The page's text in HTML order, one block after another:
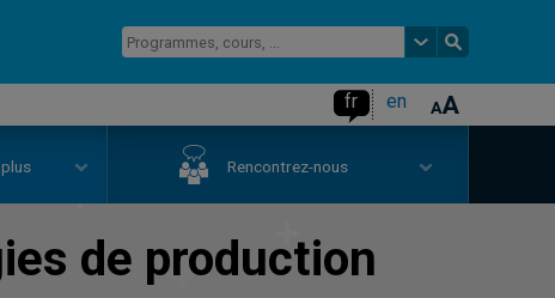
fr en
Rencontrez-nous
de production